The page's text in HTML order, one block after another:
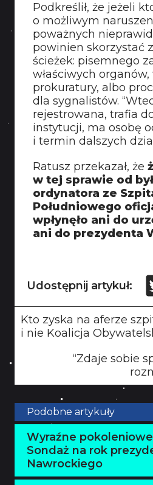
Podkreślił, że jeżeli
o możliwym
poważnych
powinien skorzystać
ścieżek: pisemnego
właściwych
prokuratury, albo
dla sygnalistów.
rejestrowana, trafia
instytucji, ma osobę
i termin dalszych
Ratusz przekazał, że
w tej sprawie od
ordynatora ze
Południowego
wpłynęło ani do
ani do prezydenta
Udostępnij artykuł:
Kto zyska na aferze
i nie Koalicja
“Zdaje sobie
Podobne artykuły
Wyraźne
Sondaż na rok
Nawrockiego